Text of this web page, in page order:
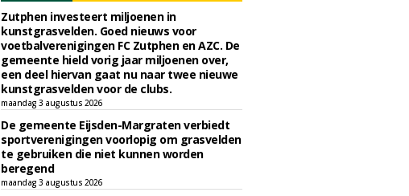
Zutphen investeert miljoenen in
kunstgrasvelden. Goed nieuws voor
voetbalverenigingen FC Zutphen en AZC. De
gemeente hield vorig jaar miljoenen over,
een deel hiervan gaat nu naar twee nieuwe
kunstgrasvelden voor de clubs.
maandag 3 augustus 2026
De gemeente Eijsden-Margraten verbiedt
sportverenigingen voorlopig om grasvelden
te gebruiken die niet kunnen worden
beregend
maandag 3 augustus 2026